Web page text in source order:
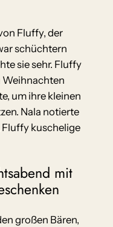
Fluffy, der
schüchtern
sie sehr. Fluffy
Weihnachten
um ihre kleinen
Nala notierte
kuschelige
mit
großen Bären,